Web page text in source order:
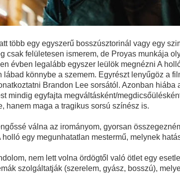
több egy egyszerű bosszúsztorinál vagy egy
csak felületesen ismerem, de Proyas munkája
évben legalább egyszer leülök megnézni A
lábad könnybe a szemem. Egyrészt lenyűgöz a
Brandon Lee sorsától. Azonban hiába
mindig egyfajta megváltásként/
hanem maga a tragikus sorsú színész is.
válna az irományom, gyorsan
holló egy megunhatatlan mestermű, melynek
nem lett volna ördögtől való ötlet egy
szolgáltatják (szerelem, gyász, bosszú),